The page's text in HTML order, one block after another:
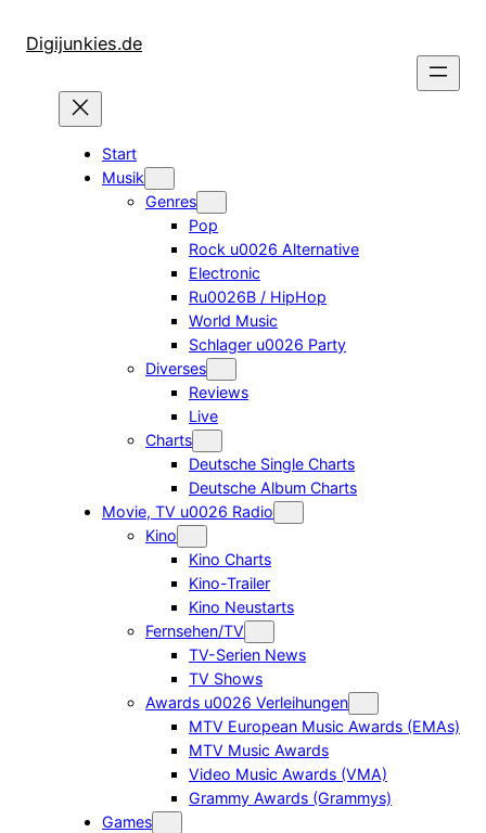
InhaltDigijunkies.de
Start
Musik
Genres
Pop
Rock u0026 Alternative
Electronic
Ru0026B / HipHop
World Music
Schlager u0026 Party
Diverses
Reviews
Live
Charts
Deutsche Single Charts
Deutsche Album Charts
Movie, TV u0026 Radio
Kino
Kino Charts
Kino-Trailer
Kino Neustarts
Fernsehen/TV
TV-Serien News
TV Shows
Awards u0026 Verleihungen
MTV European Music Awards (EMAs)
MTV Music Awards
Video Music Awards (VMA)
Grammy Awards (Grammys)
Games